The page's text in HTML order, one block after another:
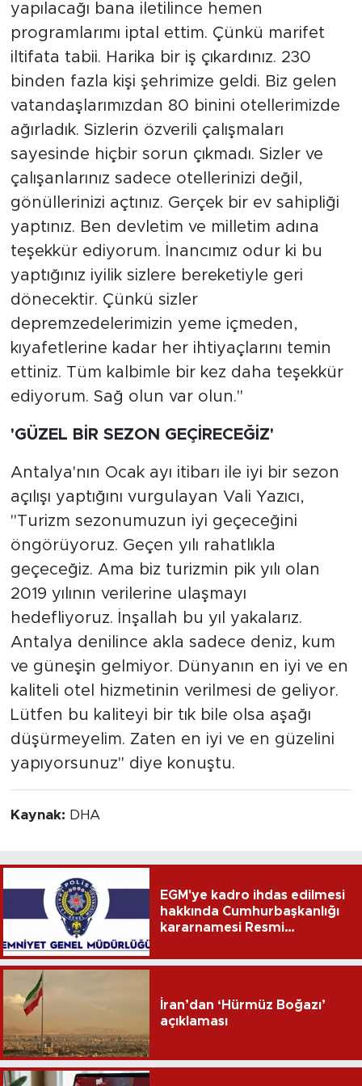
yapılacağı bana iletilince hemen
programlarımı iptal ettim. Çünkü marifet
iltifata tabii. Harika bir iş çıkardınız. 230
binden fazla kişi şehrimize geldi. Biz gelen
vatandaşlarımızdan 80 binini otellerimizde
ağırladık. Sizlerin özverili çalışmaları
sayesinde hiçbir sorun çıkmadı. Sizler ve
çalışanlarınız sadece otellerinizi değil,
gönüllerinizi açtınız. Gerçek bir ev sahipliği
yaptınız. Ben devletim ve milletim adına
teşekkür ediyorum. İnancımız odur ki bu
yaptığınız iyilik sizlere bereketiyle geri
dönecektir. Çünkü sizler
depremzedelerimizin yeme içmeden,
kıyafetlerine kadar her ihtiyaçlarını temin
ettiniz. Tüm kalbimle bir kez daha teşekkür
ediyorum. Sağ olun var olun."
'GÜZEL BİR SEZON GEÇİRECEĞİZ'
Antalya'nın Ocak ayı itibarı ile iyi bir sezon
açılışı yaptığını vurgulayan Vali Yazıcı,
"Turizm sezonumuzun iyi geçeceğini
öngörüyoruz. Geçen yılı rahatlıkla
geçeceğiz. Ama biz turizmin pik yılı olan
2019 yılının verilerine ulaşmayı
hedefliyoruz. İnşallah bu yıl yakalarız.
Antalya denilince akla sadece deniz, kum
ve güneşin gelmiyor. Dünyanın en iyi ve en
kaliteli otel hizmetinin verilmesi de geliyor.
Lütfen bu kaliteyi bir tık bile olsa aşağı
düşürmeyelim. Zaten en iyi ve en güzelini
yapıyorsunuz" diye konuştu.
Kaynak: DHA
EGM'ye kadro ihdas edilmesi
hakkında Cumhurbaşkanlığı
kararnamesi Resmi
İran’dan ‘Hürmüz Boğazı’
açıklaması